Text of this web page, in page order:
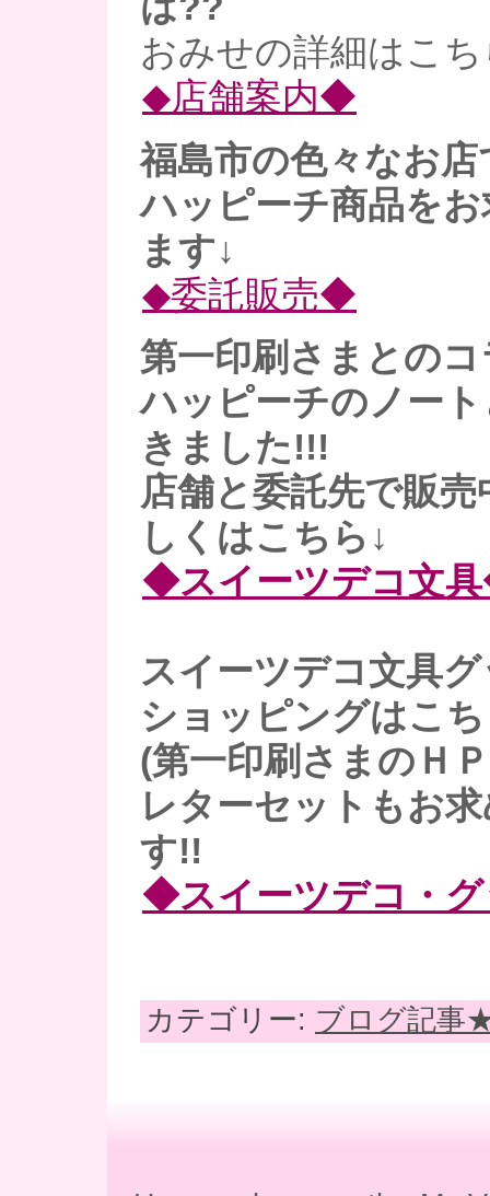
おみせの詳細はこ
◆店舗案内◆
福島市の色々なお店
ハッピーチ商品を
ます↓
◆委託販売◆
第一印刷さまとの
ハッピーチのノー
きました!!!
店舗と委託先で販
しくはこちら↓
◆スイーツデコ文
スイーツデコ文具
ショッピングはこ
(第一印刷さまのＨ
レターセットもお
す!!
◆スイーツデコ・
カテゴリー: ブログ記事